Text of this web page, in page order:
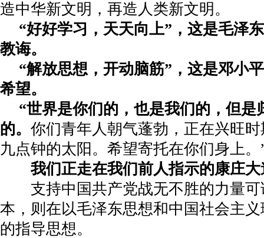
造中华新文明，再造人类新文明。
“好好学习，天天向上”，这是毛泽
教诲。
“解放思想，开动脑筋”，这是邓小
希望。
“世界是你们的，也是我们的，但是
的。 你们青年人朝气蓬勃，正在兴旺
九点钟的太阳。希望寄托在你们身上。
我们正走在我们前人指示的康庄
支持中国共产党战无不胜的力量可
本，则在以毛泽东思想和中国社会主
的指导思想。